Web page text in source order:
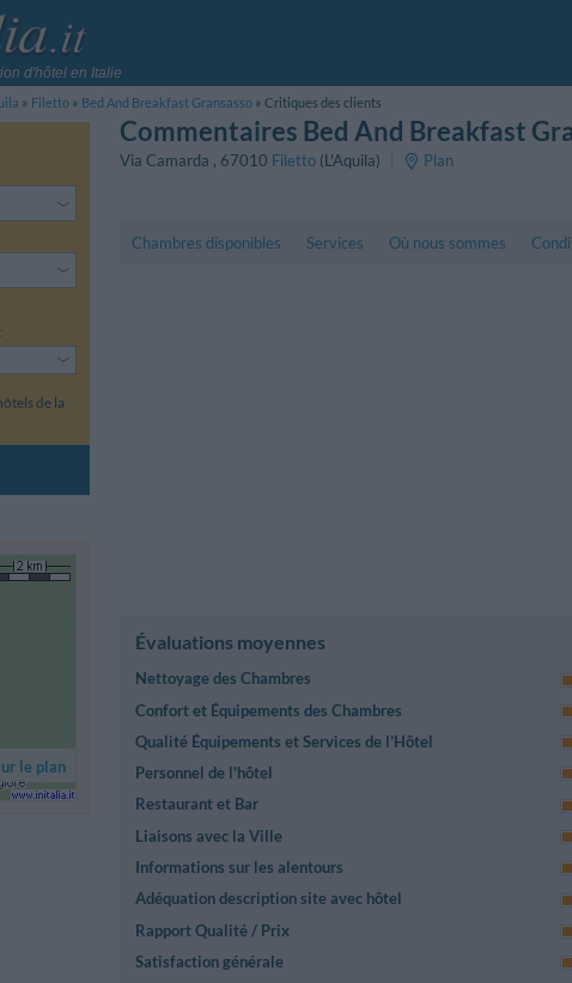
d'hôtel en Italie
Filetto Bed And Breakfast Gransasso Critiques des clients
de la
Commentaires Bed And Breakfast
Via Camarda , 67010 Filetto (L'Aquila) Plan
Chambres disponibles Services Où nous sommes
Évaluations moyennes
Nettoyage des Chambres
Confort et Équipements des Chambres
Qualité Équipements et Services de l’Hôtel
Personnel de l'hôtel
Restaurant et Bar
Liaisons avec la Ville
Informations sur les alentours
Adéquation description site avec hôtel
Rapport Qualité / Prix
Satisfaction générale
le plan